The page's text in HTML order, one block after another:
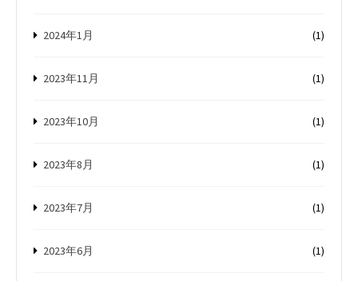
2024年1月 (1)
2023年11月 (1)
2023年10月 (1)
2023年8月 (1)
2023年7月 (1)
2023年6月 (1)